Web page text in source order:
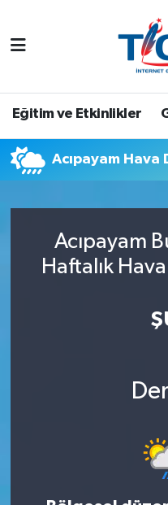
Eğitim ve Etkinlikler
Acıpayam Hava
Acıpayam
Haftalık
Nöbetçi Eczaneler
Tüm Manşetler
Son Dakika